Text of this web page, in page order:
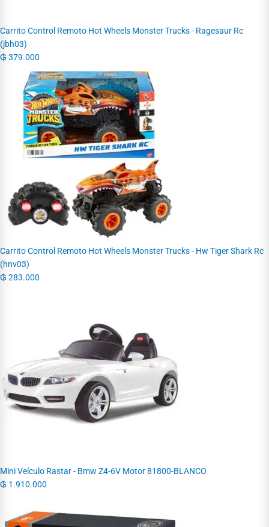
Carrito Control Remoto Hot Wheels Monster Trucks - Ragesaur Rc
(jbh03)
₲ 379.000
Carrito Control Remoto Hot Wheels Monster Trucks - Hw Tiger Shark Rc
(hnv03)
₲ 283.000
Mini Veículo Rastar - Bmw Z4-6V Motor 81800-BLANCO
₲ 1.910.000